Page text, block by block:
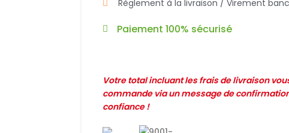
Règlement à la livraison / Virement
Paiement 100% sécurisé
Votre total incluant les frais de livraison
commande via un message de
confiance !